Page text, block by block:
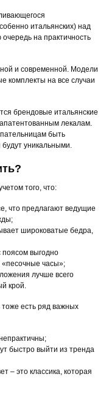
итальянских) над
на практичность
и современной. Модели
комплекты на все случаи
брендовые итальянские
лекалам.
быть
уникальными.
того, что:
что предлагают ведущие
широковатые бедра,
выгодно
«песочные часы»;
лучше всего
крой.
есть ряд важных
быстро выйти из тренда
– это классика, которая